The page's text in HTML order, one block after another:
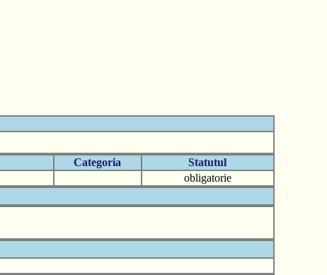
Categoria
Statutul
obligatorie